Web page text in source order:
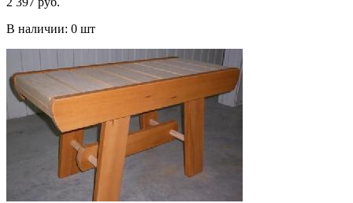
В наличии: 0 шт